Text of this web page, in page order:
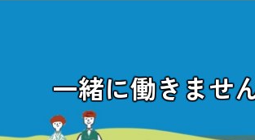
一緒に働きませ